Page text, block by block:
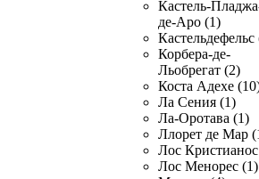
Кастель-
де-Аро (1)
Кастельдефельс
Корбера-де-
Льобрегат (2)
Коста Адехе
Ла Сения (1)
Ла-Оротава (1)
Ллорет де Мар
Лос
Лос Менорес (1)